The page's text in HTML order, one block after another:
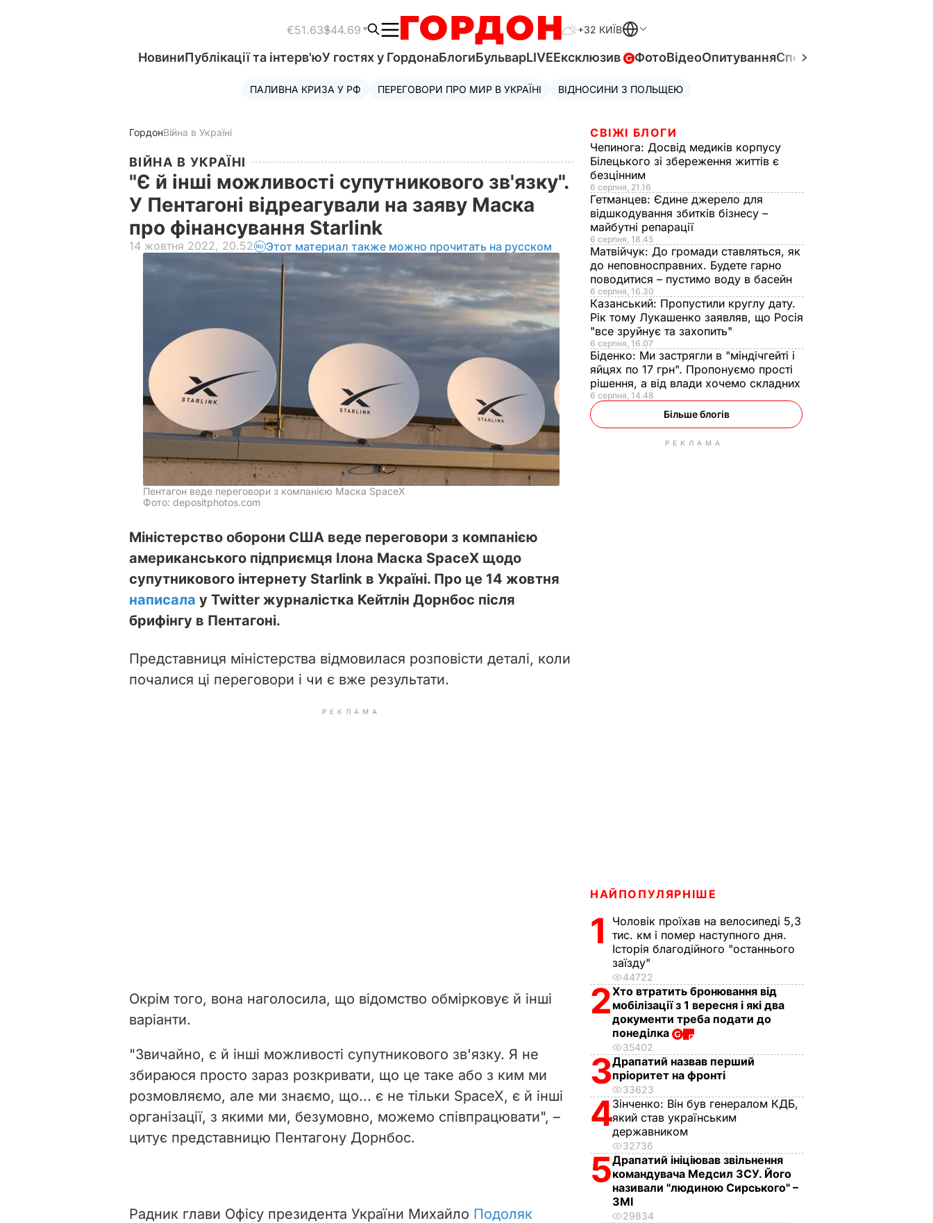
€51.63$44.69 +32 КИЇВ
НовиниПублікації та інтерв'юУ гостях у ГордонаБлогиБульварLIVEЕксклюзив ФотоВідеоОпитуванняСпецпроєкти
ПАЛИВНА КРИЗА У РФ ПЕРЕГОВОРИ ПРО МИР В УКРАЇНІ ВІДНОСИНИ З ПОЛЬЩЕЮ
ГордонВійна в Україні
ВІЙНА В УКРАЇНІ
"Є й інші можливості супутникового зв'язку".
У Пентагоні відреагували на заяву Маска
про фінансування Starlink
14 жовтня 2022, 20.52 Этот материал также можно прочитать на русском
Пентагон веде переговори з компанією Маска SpaceX
Фото: depositphotos.com
Міністерство оборони США веде переговори з компанією
американського підприємця Ілона Маска SpaceX щодо
супутникового інтернету Starlink в Україні. Про це 14 жовтня
написала у Twitter журналістка Кейтлін Дорнбос після
брифінгу в Пентагоні.
Представниця міністерства відмовилася розповісти деталі, коли
почалися ці переговори і чи є вже результати.
РЕКЛАМА
Окрім того, вона наголосила, що відомство обмірковує й інші
варіанти.
"Звичайно, є й інші можливості супутникового зв'язку. Я не
збираюся просто зараз розкривати, що це таке або з ким ми
розмовляємо, але ми знаємо, що... є не тільки SpaceX, є й інші
організації, з якими ми, безумовно, можемо співпрацювати", –
цитує представницю Пентагону Дорнбос.
Радник глави Офісу президента України Михайло Подоляк
СВІЖІ БЛОГИ
Чепинога: Досвід медиків корпусу
Білецького зі збереження життів є
безцінним
6 серпня, 21.16
Гетманцев: Єдине джерело для
відшкодування збитків бізнесу –
майбутні репарації
6 серпня, 18.45
Матвійчук: До громади ставляться, як
до неповносправних. Будете гарно
поводитися – пустимо воду в басейн
6 серпня, 16.30
Казанський: Пропустили круглу дату.
Рік тому Лукашенко заявляв, що Росія
"все зруйнує та захопить"
6 серпня, 16.07
Біденко: Ми застрягли в "міндічгейті і
яйцях по 17 грн". Пропонуємо прості
рішення, а від влади хочемо складних
6 серпня, 14.48
Більше блогів
РЕКЛАМА
НАЙПОПУЛЯРНІШЕ
1
Чоловік проїхав на велосипеді 5,3
тис. км і помер наступного дня.
Історія благодійного "останнього
заїзду"
44722
2Хто втратить бронювання від
мобілізації з 1 вересня і які два
документи треба подати до
понеділка
35402
3Драпатий назвав перший
пріоритет на фронті
33623
4Зінченко: Він був генералом КДБ,
який став українським
державником
32736
5Драпатий ініціював звільнення
командувача Медсил ЗСУ. Його
називали "людиною Сирського" –
ЗМІ
29834